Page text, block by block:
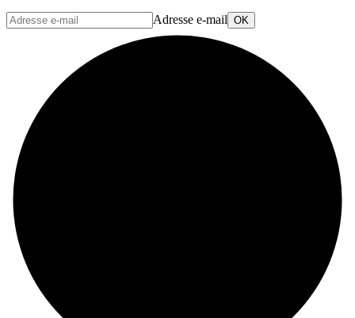
Adresse e-mail